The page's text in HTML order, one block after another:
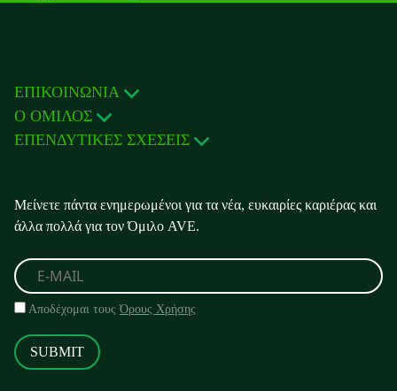
ΕΠΙΚΟΙΝΩΝΙΑ
Ο ΟΜΙΛΟΣ
ΕΠΕΝΔΥΤΙΚΕΣ ΣΧΕΣΕΙΣ
Μείνετε πάντα ενημερωμένοι για τα νέα, ευκαιρίες καριέρας και
άλλα πολλά για τον Όμιλο AVE.
Αποδέχομαι τουςΌρους Χρήσης
SUBMIT